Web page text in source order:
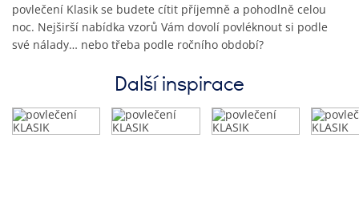
povlečení Klasik se budete cítit příjemně a pohodlně celou
noc. Nejširší nabídka vzorů Vám dovolí povléknout si podle
své nálady… nebo třeba podle ročního období?
Další inspirace